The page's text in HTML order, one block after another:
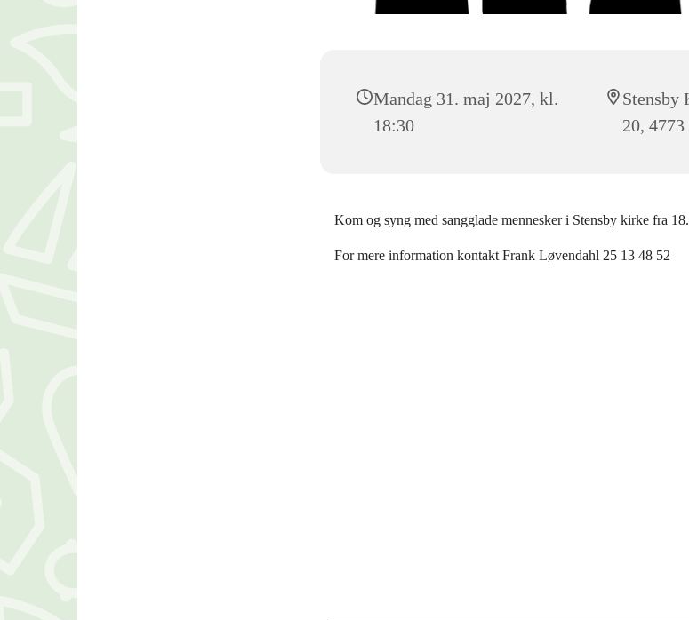
Mandag 31. maj 2027, kl.
18:30
Stensby
20, 4773
Kom og syng med sangglade mennesker i Stensby kirke fra
For mere information kontakt Frank Løvendahl 25 13 48 52